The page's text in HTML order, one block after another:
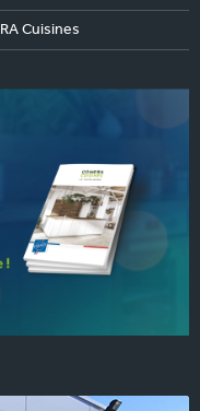
Cuisines